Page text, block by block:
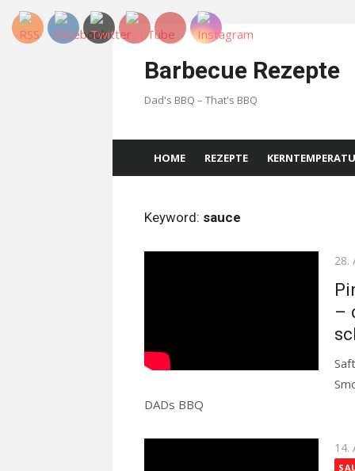
Skip
Barbecue Rezepte
Dad's BBQ – That's BBQ
HOME REZEPTE
Keyword: sauce
28.
–
DADs BBQ
on
14.